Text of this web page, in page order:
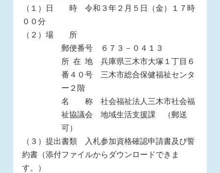
（１）日 時 令和３年２月５日（金）１７時
００分
（２）場 所
郵便番号 ６７３－０４１３
所 在 地 兵庫県三木市大塚１丁目６
番４０号 三木市総合保健福祉センタ
ー２階
名 称 社会福祉法人三木市社会福
祉協議会 地域生活支援課 （郵送
可）
（３）提出書類 入札参加資格確認申請書及び誓
約書（添付ファイルからダウンロードできま
す。）